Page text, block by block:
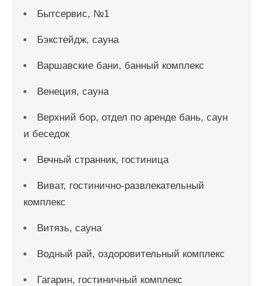
Бытсервис, №1
Бэкстейдж, сауна
Варшавские бани, банный комплекс
Венеция, сауна
Верхний бор, отдел по аренде бань, саун
и беседок
Вечный странник, гостиница
Виват, гостинично-развлекательный
комплекс
Витязь, сауна
Водный рай, оздоровительный комплекс
Гагарин, гостиничный комплекс